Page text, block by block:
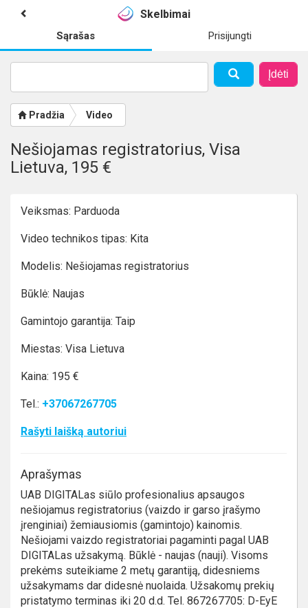
Skelbimai
Sąrašas Prisijungti
Įdėti
Pradžia Video
Nešiojamas registratorius, Visa
Lietuva, 195 €
Veiksmas: Parduoda
Video technikos tipas: Kita
Modelis: Nešiojamas registratorius
Būklė: Naujas
Gamintojo garantija: Taip
Miestas: Visa Lietuva
Kaina: 195 €
Tel.: +37067267705
Rašyti laišką autoriui
Aprašymas
UAB DIGITALas siūlo profesionalius apsaugos
nešiojamus registratorius (vaizdo ir garso įrašymo
įrenginiai) žemiausiomis (gamintojo) kainomis.
Nešiojami vaizdo registratoriai pagaminti pagal UAB
DIGITALas užsakymą. Būklė - naujas (nauji). Visoms
prekėms suteikiame 2 metų garantiją, didesniems
užsakymams dar didesnė nuolaida. Užsakomų prekių
pristatymo terminas iki 20 d.d. Tel. 867267705: D-EyE